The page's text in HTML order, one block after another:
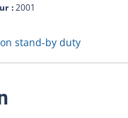
2001
fiche en
stand-by duty